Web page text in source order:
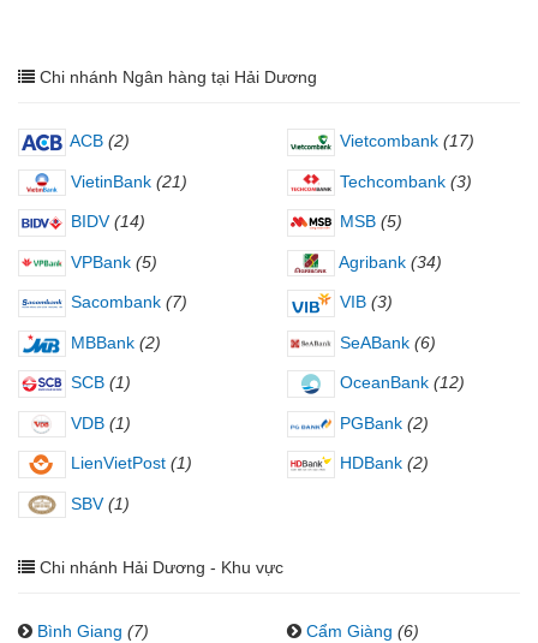
Chi nhánh Ngân hàng tại Hải Dương
ACB (2) Vietcombank (17)
VietinBank (21) Techcombank (3)
BIDV (14) MSB (5)
VPBank (5) Agribank (34)
Sacombank (7) VIB (3)
MBBank (2) SeABank (6)
SCB (1) OceanBank (12)
VDB (1) PGBank (2)
LienVietPost (1) HDBank (2)
SBV (1)
Chi nhánh Hải Dương - Khu vực
Bình Giang (7) Cẩm Giàng (6)